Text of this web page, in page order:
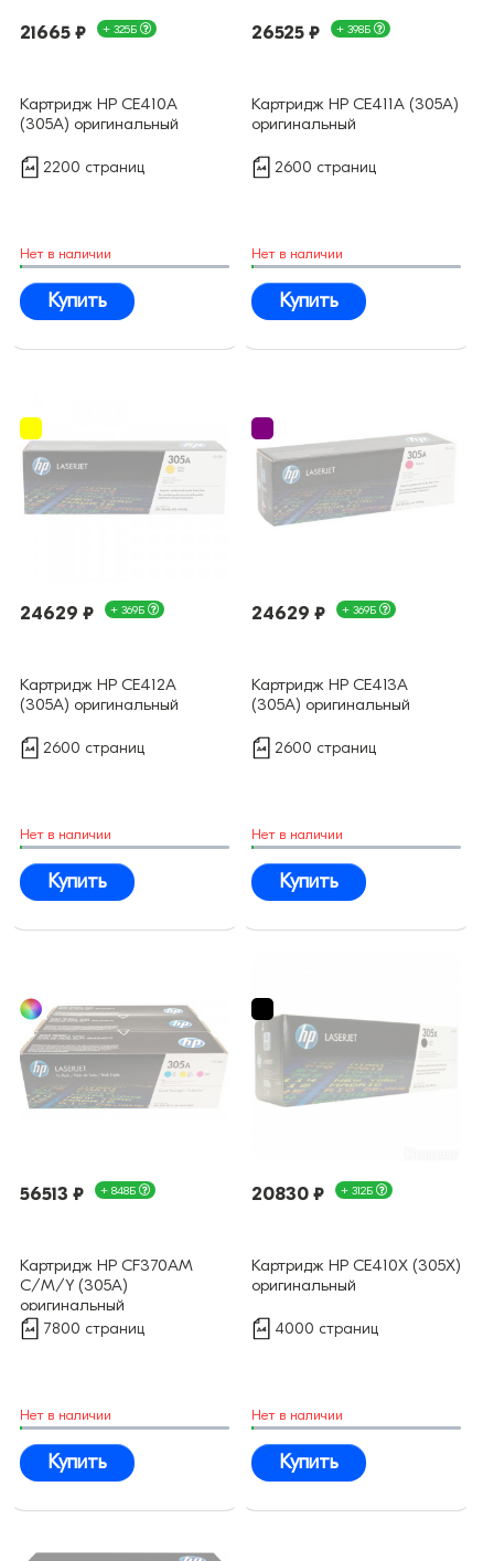
21665 ₽ + 325Б
Картридж HP CE410A
(305A) оригинальный
2200 страниц
Нет в наличии
Купить
26525 ₽ + 398Б
Картридж HP CE411A (305A)
оригинальный
2600 страниц
Нет в наличии
Купить
24629 ₽ + 369Б
Картридж HP CE412A
(305A) оригинальный
2600 страниц
Нет в наличии
Купить
24629 ₽ + 369Б
Картридж HP CE413A
(305A) оригинальный
2600 страниц
Нет в наличии
Купить
56513 ₽ + 848Б
Картридж HP CF370AM
C/M/Y (305A)
оригинальный
7800 страниц
Нет в наличии
Купить
20830 ₽ + 312Б
Картридж HP CE410X (305X)
оригинальный
4000 страниц
Нет в наличии
Купить